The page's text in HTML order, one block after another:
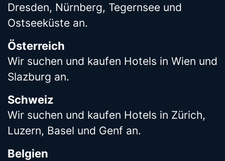
Dresden, Nürnberg, Tegernsee und
Ostseeküste an.
Österreich
Wir suchen und kaufen Hotels in Wien und
Slazburg an.
Schweiz
Wir suchen und kaufen Hotels in Zürich,
Luzern, Basel und Genf an.
Belgien